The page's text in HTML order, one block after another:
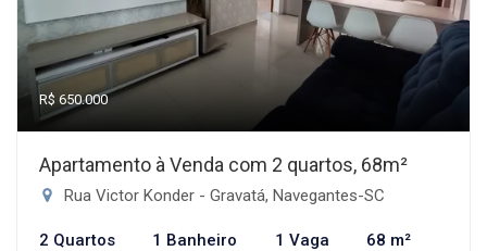
R$ 650.000
Apartamento à Venda com 2 quartos, 68m²
Rua Victor Konder - Gravatá, Navegantes-SC
2 Quartos 1 Banheiro 1 Vaga 68 m²